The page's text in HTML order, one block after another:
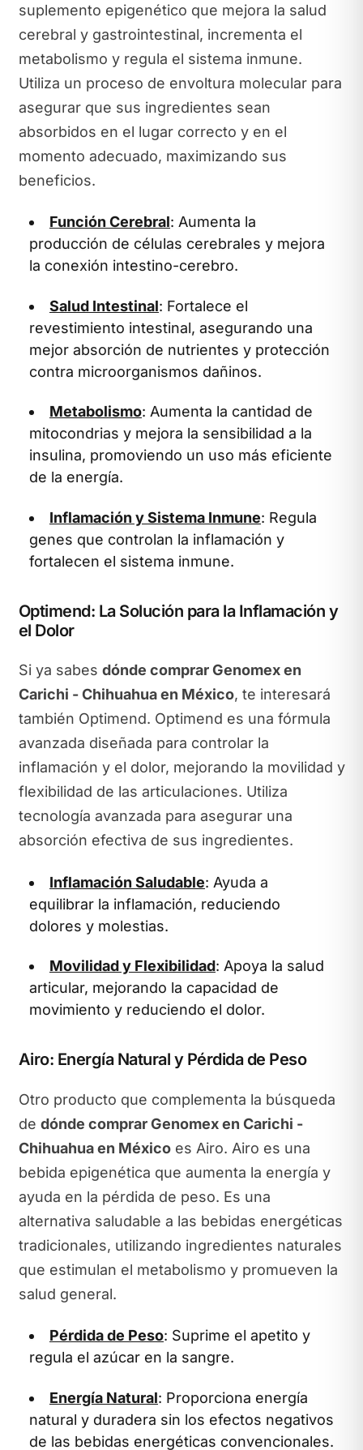
suplemento epigenético que mejora la salud
cerebral y gastrointestinal, incrementa el
metabolismo y regula el sistema inmune.
Utiliza un proceso de envoltura molecular para
asegurar que sus ingredientes sean
absorbidos en el lugar correcto y en el
momento adecuado, maximizando sus
beneficios.
Función Cerebral: Aumenta la
producción de células cerebrales y mejora
la conexión intestino-cerebro.
Salud Intestinal: Fortalece el
revestimiento intestinal, asegurando una
mejor absorción de nutrientes y protección
contra microorganismos dañinos.
Metabolismo: Aumenta la cantidad de
mitocondrias y mejora la sensibilidad a la
insulina, promoviendo un uso más eficiente
de la energía.
Inflamación y Sistema Inmune: Regula
genes que controlan la inflamación y
fortalecen el sistema inmune.
Optimend: La Solución para la Inflamación y
el Dolor
Si ya sabes dónde comprar Genomex en
Carichi - Chihuahua en México, te interesará
también Optimend. Optimend es una fórmula
avanzada diseñada para controlar la
inflamación y el dolor, mejorando la movilidad y
flexibilidad de las articulaciones. Utiliza
tecnología avanzada para asegurar una
absorción efectiva de sus ingredientes.
Inflamación Saludable: Ayuda a
equilibrar la inflamación, reduciendo
dolores y molestias.
Movilidad y Flexibilidad: Apoya la salud
articular, mejorando la capacidad de
movimiento y reduciendo el dolor.
Airo: Energía Natural y Pérdida de Peso
Otro producto que complementa la búsqueda
de dónde comprar Genomex en Carichi -
Chihuahua en Méxicoes Airo. Airo es una
bebida epigenética que aumenta la energía y
ayuda en la pérdida de peso. Es una
alternativa saludable a las bebidas energéticas
tradicionales, utilizando ingredientes naturales
que estimulan el metabolismo y promueven la
salud general.
Pérdida de Peso: Suprime el apetito y
regula el azúcar en la sangre.
Energía Natural: Proporciona energía
natural y duradera sin los efectos negativos
de las bebidas energéticas convencionales.